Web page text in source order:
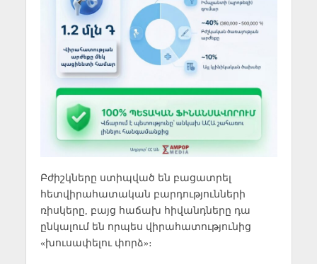
Բժիշկները ստիպված են բացատրել
հետվիրահատական բարդությունների
ռիսկերը, բայց հաճախ հիվանդները դա
ընկալում են որպես վիրահատությունից
«խուսափելու փորձ»։